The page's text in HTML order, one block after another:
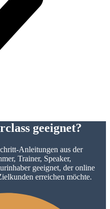
geeignet?
Anleitungen aus der
Trainer, Speaker,
geeignet, der online
erreichen möchte.